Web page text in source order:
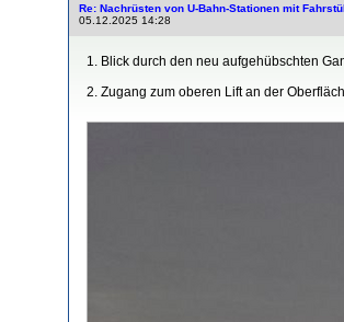
Re: Nachrüsten von U-Bahn-Stationen mit
05.12.2025 14:28
1. Blick durch den neu aufgehübschten
2. Zugang zum oberen Lift an der